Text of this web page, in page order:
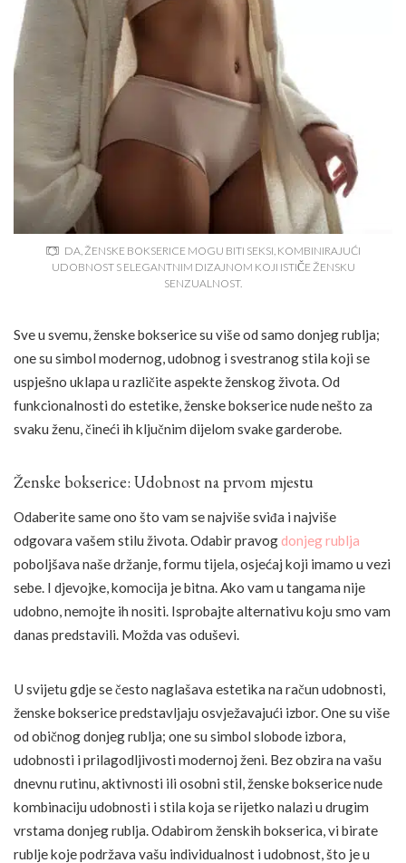
DA, ŽENSKE BOKSERICE MOGU BITI SEKSI, KOMBINIRAJUĆI
UDOBNOST S ELEGANTNIM DIZAJNOM KOJI ISTIČE ŽENSKU
SENZUALNOST.
Sve u svemu, ženske bokserice su više od samo donjeg rublja;
one su simbol modernog, udobnog i svestranog stila koji se
uspješno uklapa u različite aspekte ženskog života. Od
funkcionalnosti do estetike, ženske bokserice nude nešto za
svaku ženu, čineći ih ključnim dijelom svake garderobe.
Ženske bokserice: Udobnost na prvom mjestu
Odaberite same ono što vam se najviše sviđa i najviše
odgovara vašem stilu života. Odabir pravogdonjeg rublja
poboljšava naše držanje, formu tijela, osjećaj koji imamo u vezi
sebe. I djevojke, komocija je bitna. Ako vam u tangama nije
udobno, nemojte ih nositi. Isprobajte alternativu koju smo vam
danas predstavili. Možda vas oduševi.
U svijetu gdje se često naglašava estetika na račun udobnosti,
ženske bokserice predstavljaju osvježavajući izbor. One su više
od običnog donjeg rublja; one su simbol slobode izbora,
udobnosti i prilagodljivosti modernoj ženi. Bez obzira na vašu
dnevnu rutinu, aktivnosti ili osobni stil, ženske bokserice nude
kombinaciju udobnosti i stila koja se rijetko nalazi u drugim
vrstama donjeg rublja. Odabirom ženskih bokserica, vi birate
rublje koje podržava vašu individualnost i udobnost, što je u